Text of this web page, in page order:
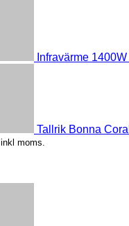
Infravärme 1400W
Tallrik Bonna
inkl moms.